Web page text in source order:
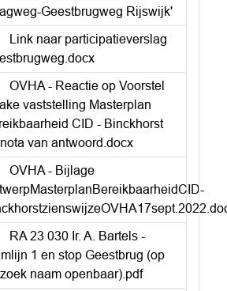
Geestbrugweg Rijswijk'
Link naar participatieverslag
OVHA - Reactie op Voorstel
vaststelling Masterplan
CID - Binckhorst
van antwoord.docx
OVHA - Bijlage
RA 23 030 Ir. A. Bartels -
1 en stop Geestbrug (op
naam openbaar).pdf